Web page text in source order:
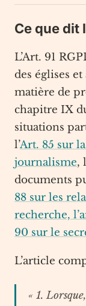
Ce que dit
L’Art. 91
des églises
matière de
chapitre IX
situations
l’Art. 85 sur
journalisme,
documents
88 sur les
recherche,
90 sur le
L’article
« 1.